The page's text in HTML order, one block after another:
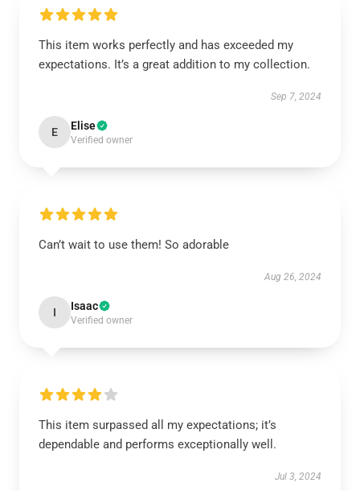
This item works perfectly and has exceeded my
expectations. It’s a great addition to my collection.
Sep 7, 2024
E Elise
Verified owner
Can’t wait to use them! So adorable
Aug 26, 2024
I Isaac
Verified owner
This item surpassed all my expectations; it’s
dependable and performs exceptionally well.
Jul 3, 2024